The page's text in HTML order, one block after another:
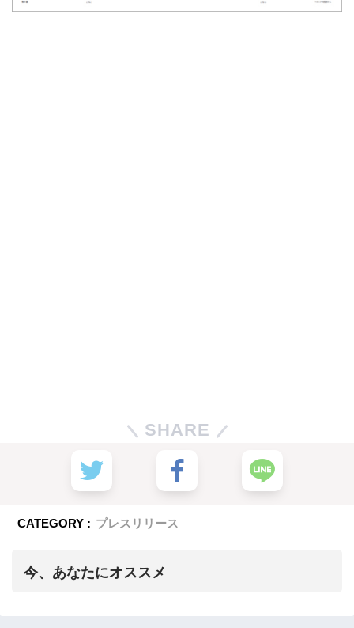
SHARE
CATEGORY : プレスリリース
今、あなたにオススメ